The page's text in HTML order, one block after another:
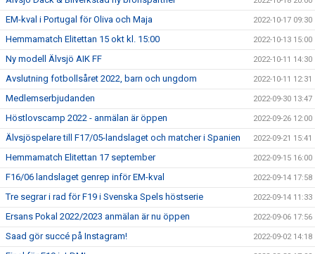
EM-kval i Portugal för Oliva och Maja 2022-10-17 09:30
Hemmamatch Elitettan 15 okt kl. 15:00 2022-10-13 15:00
Ny modell Älvsjö AIK FF 2022-10-11 14:30
Avslutning fotbollsåret 2022, barn och ungdom 2022-10-11 12:31
Medlemserbjudanden 2022-09-30 13:47
Höstlovscamp 2022 - anmälan är öppen 2022-09-26 12:00
Älvsjöspelare till F17/05-landslaget och matcher i Spanien 2022-09-21 15:41
Hemmamatch Elitettan 17 september 2022-09-15 16:00
F16/06 landslaget genrep inför EM-kval 2022-09-14 17:58
Tre segrar i rad för F19 i Svenska Spels höstserie 2022-09-14 11:33
Ersans Pokal 2022/2023 anmälan är nu öppen 2022-09-06 17:56
Saad gör succé på Instagram! 2022-09-02 14:18